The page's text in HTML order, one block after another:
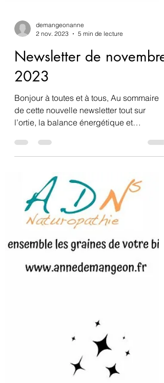
demangeonanne
2 nov. 2023
5 min de lecture
Newsletter de novembre
2023
Bonjour à toutes et à tous, Au sommaire
de cette nouvelle newsletter tout sur
l’ortie, la balance énergétique et
l’acidose. Sans oublier...